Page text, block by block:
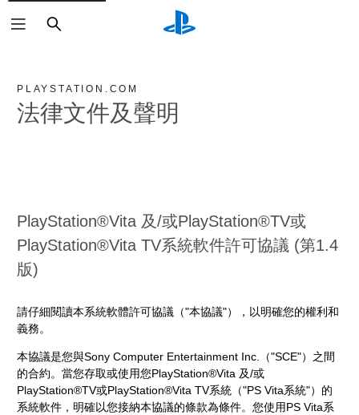
搜
尋
PLAYSTATION.COM
法律文件及聲明
PlayStation®Vita 及/或PlayStation®TV或
PlayStation®Vita TV系統軟件許可協議 (第1.4
版)
請仔細閱讀本系統軟體許可協議（"本協議"），以明確您的權利和
義務。
本協議是您與Sony Computer Entertainment Inc.（"SCE"）之間
的合約。當您存取或使用您PlayStation®Vita 及/或
PlayStation®TV或PlayStation®Vita TV系統（"PS Vita系統"）的
系統軟件，明確以您接納本協議的條款為條件。您使用PS Vita系